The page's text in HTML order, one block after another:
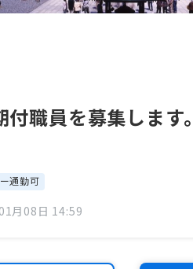
付職員を募集します
通勤可
月08日 14:59